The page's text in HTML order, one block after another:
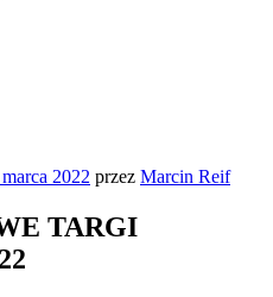
2022 przez Marcin Reif
TARGI